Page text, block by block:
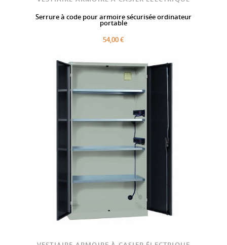
Serrure à code pour armoire sécurisée ordinateur
portable
54,00 €